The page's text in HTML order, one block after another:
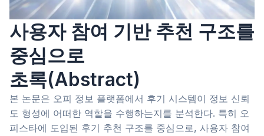
사용자 참여 기반 추천 구조를
중심으로
초록(Abstract)
본 논문은 오피 정보 플랫폼에서 후기 시스템이 정보 신뢰
도 형성에 어떠한 역할을 수행하는지를 분석한다. 특히 오
피스타에 도입된 후기 추천 구조를 중심으로, 사용자 참여